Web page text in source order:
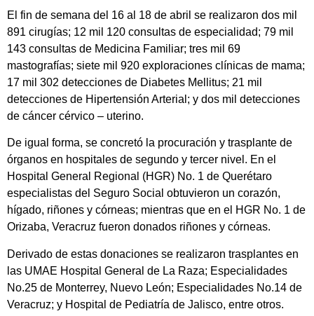
El fin de semana del 16 al 18 de abril se realizaron dos mil
891 cirugías; 12 mil 120 consultas de especialidad; 79 mil
143 consultas de Medicina Familiar; tres mil 69
mastografías; siete mil 920 exploraciones clínicas de mama;
17 mil 302 detecciones de Diabetes Mellitus; 21 mil
detecciones de Hipertensión Arterial; y dos mil detecciones
de cáncer cérvico – uterino.
De igual forma, se concretó la procuración y trasplante de
órganos en hospitales de segundo y tercer nivel. En el
Hospital General Regional (HGR) No. 1 de Querétaro
especialistas del Seguro Social obtuvieron un corazón,
hígado, riñones y córneas; mientras que en el HGR No. 1 de
Orizaba, Veracruz fueron donados riñones y córneas.
Derivado de estas donaciones se realizaron trasplantes en
las UMAE Hospital General de La Raza; Especialidades
No.25 de Monterrey, Nuevo León; Especialidades No.14 de
Veracruz; y Hospital de Pediatría de Jalisco, entre otros.